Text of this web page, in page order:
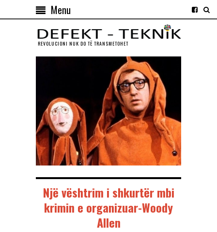
Menu
REVOLUCIONI NUK DO TЁ TRANSMETOHET
Një vështrim i shkurtër mbi
krimin e organizuar-Woody
Allen